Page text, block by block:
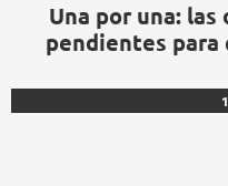
Una por una: las
pendientes para